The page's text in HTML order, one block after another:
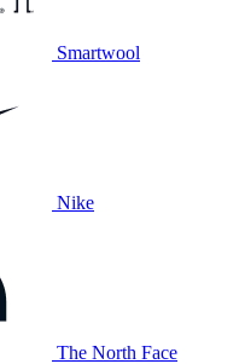
Smartwool
Nike
The North Face